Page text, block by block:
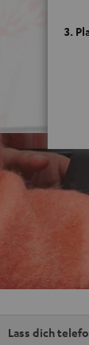
3.
Lass dich